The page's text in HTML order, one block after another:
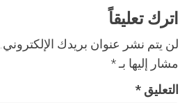
اترك تعليقاً
لن يتم نشر عنوان بريدك الإلكتروني.
مشار إليها بـ*
التعليق *